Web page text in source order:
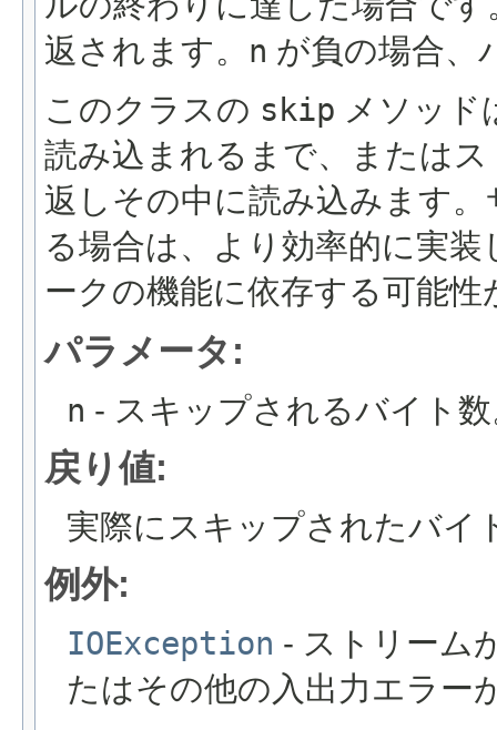
返されます。 n が負の場合、
このクラスの skip メソッド
読み込まれるまで、または
返しその中に読み込みます
る場合は、より効率的に実
ークの機能に依存する可能性
パラメータ:
n - スキップされるバイト
戻り値:
実際にスキップされたバイ
例外:
IOException - ストリーム
たはその他の入出力エラー